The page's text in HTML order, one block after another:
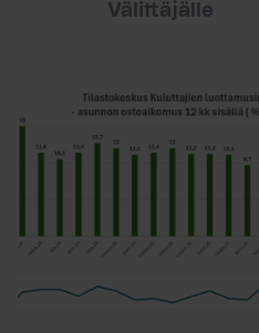
Välittäjälle